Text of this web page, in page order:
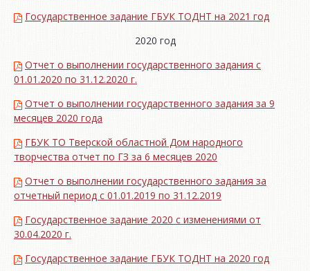
Государственное задание ГБУК ТОДНТ на 2021 год
2020 год
Отчет о выполнении государственного задания с
01.01.2020 по 31.12.2020 г.
Отчет о выполнении государственного задания за 9
месяцев 2020 года
ГБУК ТО Тверской областной Дом народного
творчества отчет по ГЗ за 6 месяцев 2020
Отчет о выполнении государственного задания за
отчетный период с 01.01.2019 по 31.12.2019
Государственное задание 2020 с изменениями от
30.04.2020 г.
Государственное задание ГБУК ТОДНТ на 2020 год